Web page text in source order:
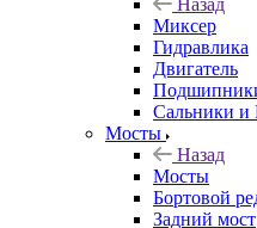
Назад
Миксер
Гидравлика
Двигатель
Сальники
Мосты
Назад
Мосты
Бортовой
Задний мост